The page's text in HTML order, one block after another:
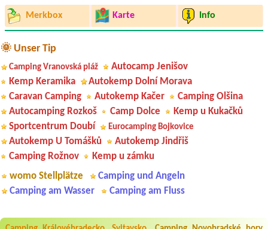
Merkbox Karte Info
🌞 Unser Tip
Camping Vranovská pláž
Autocamp Jenišov
Kemp Keramika
Autokemp Dolní Morava
Caravan Camping
Autokemp Kačer
Camping Olšina
Autocamping Rozkoš
Camp Dolce
Kemp u Kukačků
Sportcentrum Doubí
Eurocamping Bojkovice
Autokemp U Tomášků
Autokemp Jindřiš
Camping Rožnov
Kemp u zámku
womo Stellplätze
Camping und Angeln
Camping am Wasser
Camping am Fluss